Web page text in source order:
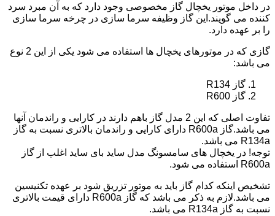
در داخل موتور یخچال گاز مخصوصی وجود دارد که به آن مبرد سرد
کننده می گویند.این گاز وظیفه سرما سازی در چرخه سرما سازی
را بر عهده دارد.
گازی که در موتورهای یخچال ها استفاده می شود یکی از این 2 نوع
می باشد:
گاز R134
گاز R600
تفاوت اصلی که این 2 مدل گاز باهم دارند در کارایی و راندمان آنها
می باشد.گاز R600a دارای کارایی و راندمان بالاتری نسبت به گاز
R134a می باشد.
توجه! در یخچال های سامسونگ مدل ساید بای ساید اغلب از گاز
R600a استفاده می شود.
تشخیص اینکه کدام گاز باید به موتور تزریق شود بر عهده تکنیسین
می باشد.لازم به ذکر می باشد که گاز R600a دارای قیمت بالاتری
نسبت به گاز R134a می باشد.